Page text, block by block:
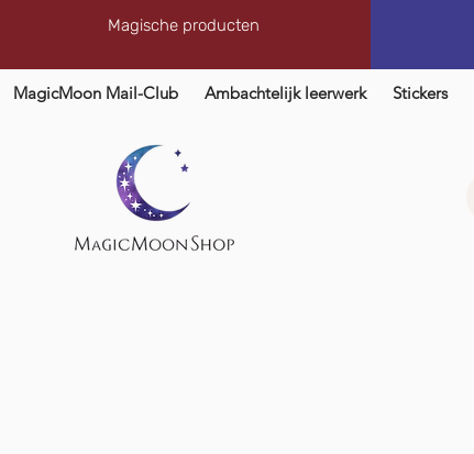
Magische producten
MagicMoon Mail-Club Ambachtelijk leerwerk Stickers